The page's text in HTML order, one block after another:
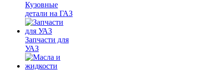
Кузовные
детали на ГАЗ
Запчасти для
УАЗ